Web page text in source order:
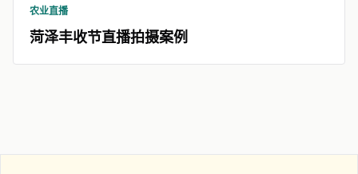
农业直播
菏泽丰收节直播拍摄案例